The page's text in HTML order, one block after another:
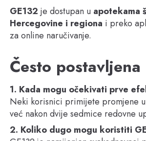
GE132 je dostupan u apotekama
Hercegovine i regiona i preko
za online naručivanje.
Često
1. Kada mogu očekivati prve
Neki korisnici primijete promjene
već nakon dvije sedmice redovne
2. Koliko dugo mogu koristiti